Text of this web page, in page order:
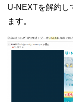
U-NEXTを解約し
ます。